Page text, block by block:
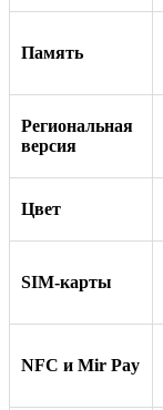
Память
Региональная
версия
Цвет
SIM-карты
NFC и Mir Pay